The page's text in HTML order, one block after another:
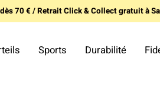
70 € / Retrait Click & Collect gratuit à
Sports Durabilité